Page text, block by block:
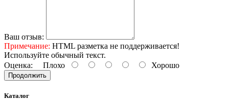
Ваш отзыв:
Примечание: HTML разметка не поддерживается!
Используйте обычный текст.
Оценка: Плохо Хорошо
Продолжить
Каталог